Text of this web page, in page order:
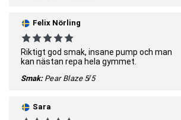
Felix Nörling
Riktigt god smak, insane pump och man
kan nästan repa hela gymmet.
Smak: Pear Blaze 5/5
Sara